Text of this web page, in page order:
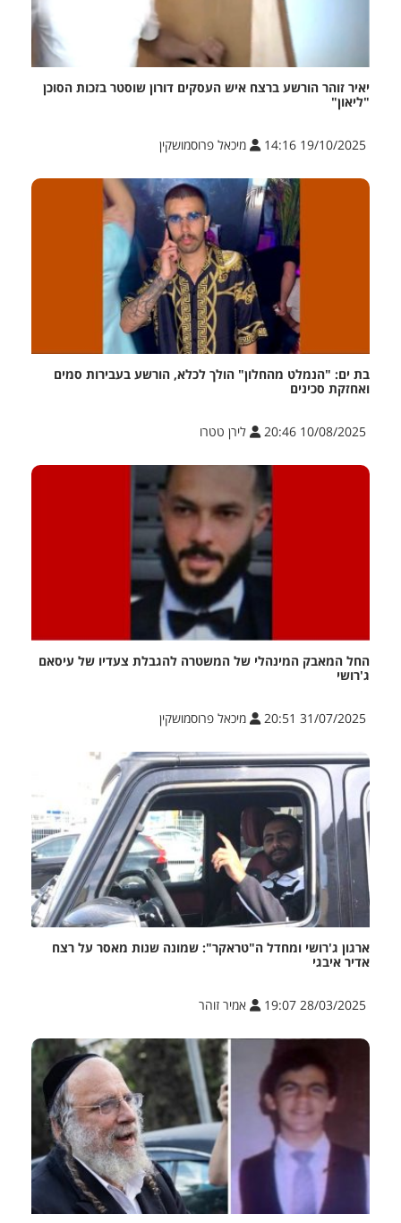
יאיר זוהר הורשע ברצח איש העסקים דורון שוסטר בזכות הסוכן
"ליאון"
19/10/2025 14:16 מיכאל פרוסמושקין
בת ים: "הנמלט מהחלון" הולך לכלא, הורשע בעבירות סמים
ואחזקת סכינים
10/08/2025 20:46 לירן טטרו
החל המאבק המינהלי של המשטרה להגבלת צעדיו של עיסאם
ג'רושי
31/07/2025 20:51 מיכאל פרוסמושקין
ארגון ג'רושי ומחדל ה"טראקר": שמונה שנות מאסר על רצח
אדיר איבגי
28/03/2025 19:07 אמיר זוהר